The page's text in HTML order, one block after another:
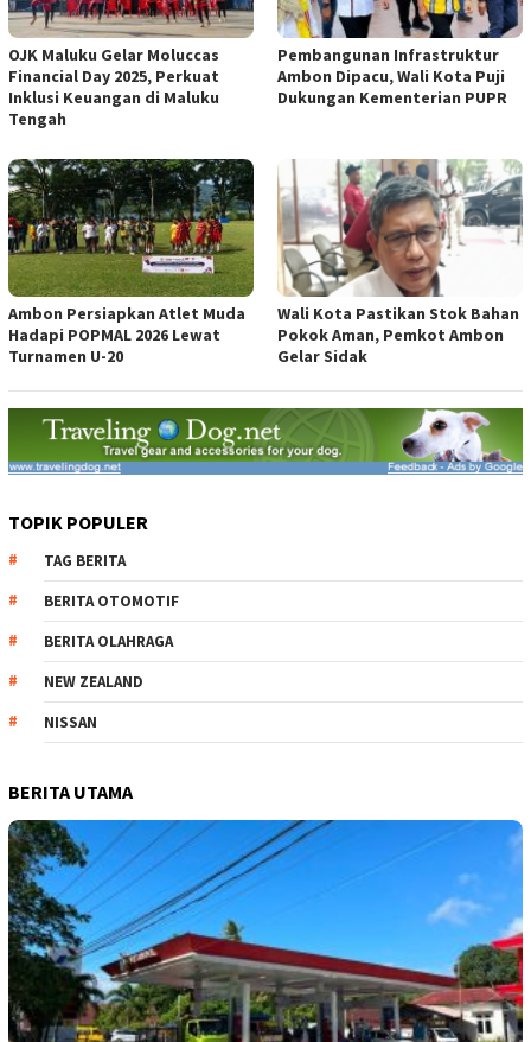
OJK Maluku Gelar Moluccas
Financial Day 2025, Perkuat
Inklusi Keuangan di Maluku
Tengah
Pembangunan Infrastruktur
Ambon Dipacu, Wali Kota Puji
Dukungan Kementerian PUPR
Ambon Persiapkan Atlet Muda
Hadapi POPMAL 2026 Lewat
Turnamen U-20
Wali Kota Pastikan Stok Bahan
Pokok Aman, Pemkot Ambon
Gelar Sidak
TOPIK POPULER
TAG BERITA
BERITA OTOMOTIF
BERITA OLAHRAGA
NEW ZEALAND
NISSAN
BERITA UTAMA